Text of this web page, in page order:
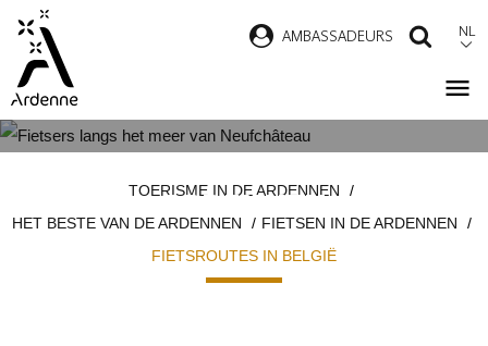
Overslaan
naar
inhoud
AMBASSADEURS NL
ARDENNEN
TOERISME IN DE ARDENNEN
HET BESTE VAN DE ARDENNEN
FIETSEN IN DE ARDENNEN
FIETSROUTES IN BELGIË